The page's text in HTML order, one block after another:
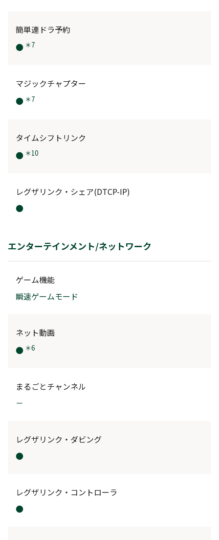
簡単連ドラ予約
● ＊7
マジックチャプター
● ＊7
タイムシフトリンク
● ＊10
レグザリンク・シェア(DTCP-IP)
●
エンターテインメント/ネットワーク
ゲーム機能
瞬速ゲームモード
ネット動画
● ＊6
まるごとチャンネル
－
レグザリンク・ダビング
●
レグザリンク・コントローラ
●